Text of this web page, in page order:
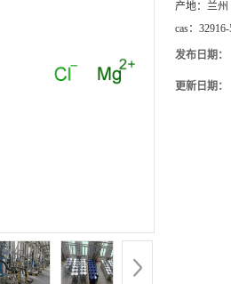
产地： 兰州
cas：
发布日期：
更新日期：